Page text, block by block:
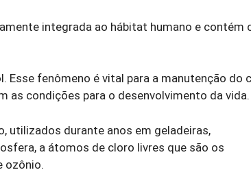
integrada ao hábitat humano e contém
fenômeno é vital para a manutenção do
as condições para o desenvolvimento da vida.
utilizados durante anos em geladeiras,
a átomos de cloro livres que são os
ozônio.